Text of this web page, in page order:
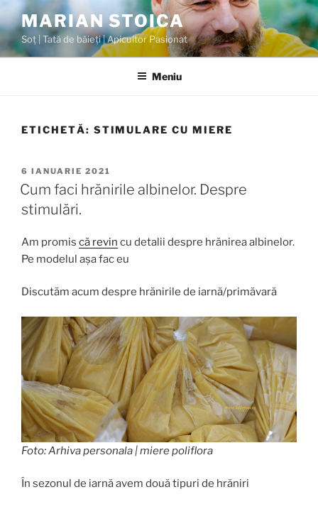
MARIAN STOICA
Soț | Tată de băieți | Apicultor Pasionat
Meniu
ETICHETĂ: STIMULARE CU MIERE
6 IANUARIE 2021
Cum faci hrănirile albinelor. Despre
stimulări.
Am promis că revin cu detalii despre hrănirea albinelor.
Pe modelul așa fac eu
Discutăm acum despre hrănirile de iarnă/primăvară
Foto: Arhiva personala | miere poliflora
În sezonul de iarnă avem două tipuri de hrăniri